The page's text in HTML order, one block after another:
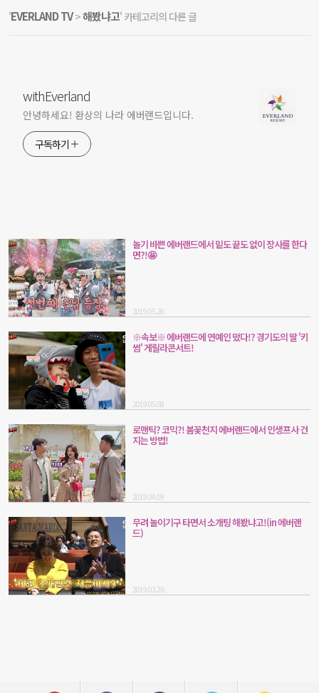
'EVERLAND TV>해봤냐고' 카테고리의 다른 글
withEverland
안녕하세요! 환상의 나라 에버랜드입니다.
구독하기
놀기 바쁜 에버랜드에서 밑도 끝도 없이 장사를 한다
면?!🤩
2019.05.28
※속보※ 에버랜드에 연예인 떴다!? 경기도의 딸 '키
썸' 게릴라콘서트!
2019.05.08
로맨틱? 코믹?! 봄꽃천지 에버랜드에서 인생프사 건
지는 방법!
2019.04.09
무려 놀이기구 타면서 소개팅 해봤냐고!(in 에버랜
드)
2019.03.26